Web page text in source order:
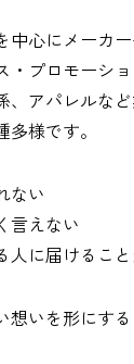
中心にメーカ
・プロモーシ
、アパレルな
様です。
ない
言えない
人に届けるこ
想いを形にす